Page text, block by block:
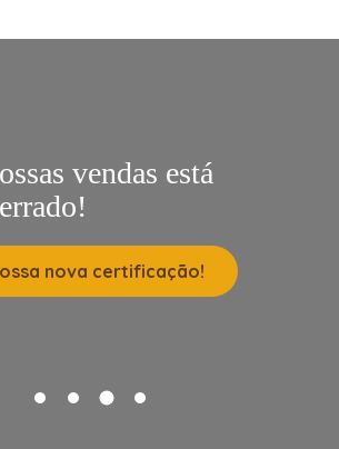
vendas está
nova certificação!